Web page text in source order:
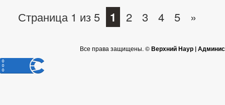
Страница 1 из 5 1 2 3 4 5 »
Все права защищены. ©Верхний Наур |